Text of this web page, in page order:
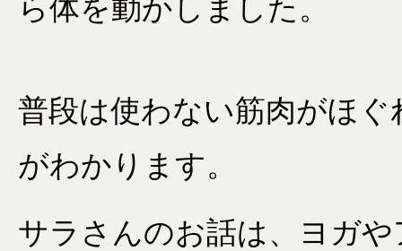
ら体を動かしました。
普段は使わない筋肉がほ
がわかります。
サラさんのお話は、ヨガ